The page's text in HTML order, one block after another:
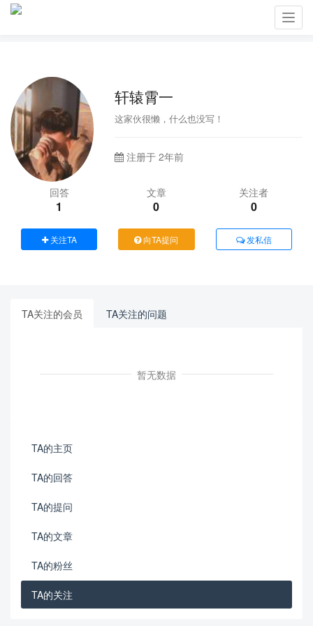
轩辕霄一
这家伙很懒，什么也没写！
注册于 2年前
回答
1
文章
0
关注者
0
关注TA 向TA提问 发私信
TA关注的会员 TA关注的问题
暂无数据
TA的主页
TA的回答
TA的提问
TA的文章
TA的粉丝
TA的关注